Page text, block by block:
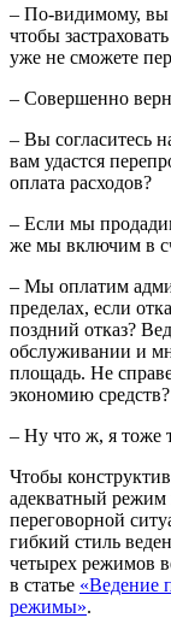
– По-видимому, вы
чтобы
уже не сможете
– Совершенно
– Вы согласитесь
вам удастся
оплата расходов?
– Если мы
же мы включим в
– Мы оплатим
пределах, если
поздний отказ?
обслуживании и
площадь. Не
экономию средств?
– Ну что ж, я тоже
Чтобы
адекватный режим
переговорной
гибкий стиль
четырех режимов
в статье «Ведение
режимы».